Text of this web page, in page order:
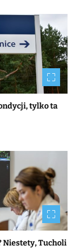
tylko ta
Niestety, Tucholi